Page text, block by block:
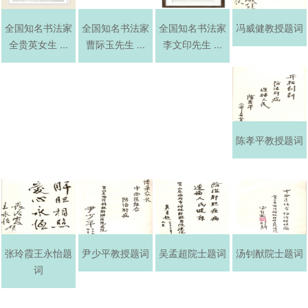
全国知名书法家
全贵英女生 ...
全国知名书法家
曹际玉先生 ...
全国知名书法家
李文印先生 ...
冯威健教授题词
陈孝平教授题词
张玲霞王永怡题
词
尹少平教授题词 吴孟超院士题词 汤钊猷院士题词